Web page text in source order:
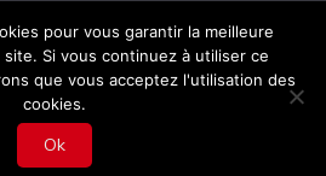
Reserved 2026.
Theme: Fairy by
Candid Themes
pour vous garantir la meilleure
Si vous continuez à utiliser ce
que vous acceptez l'utilisation des
cookies.
Ok